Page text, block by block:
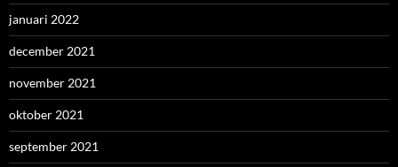
januari 2022
december 2021
november 2021
oktober 2021
september 2021